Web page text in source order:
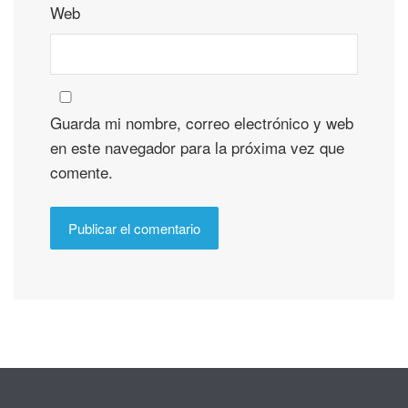
Web
Guarda mi nombre, correo electrónico y web
en este navegador para la próxima vez que
comente.